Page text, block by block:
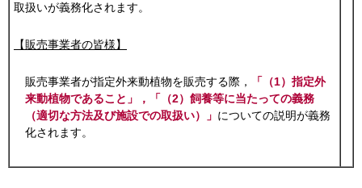
取扱いが義務化されます。
【販売事業者の皆様】
販売事業者が指定外来動植物を販売する際，
「（1）指定外
来動植物であること」，「（2）飼養等に当たっての義務
（適切な方法及び施設での取扱い）」 についての説明が義務
化されます。